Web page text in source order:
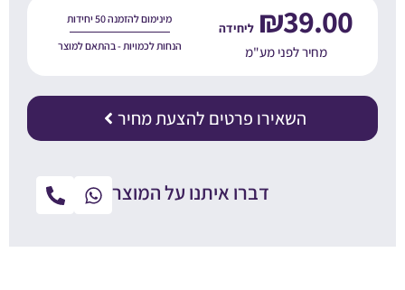
₪39.00
מחיר לפני מע"מ
מינימום להזמנה 50 יחידות
הנחות לכמויות - בהתאם למוצר
השאירו פרטים להצעת מחיר
דברו איתנו על המוצר